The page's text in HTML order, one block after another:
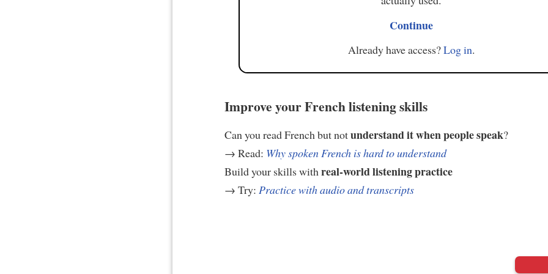
Continue
Already have access?Log in.
Improve your French listening skills
Can you read French but notunderstand it when people speak?
→ Read: Why spoken French is hard to understand
Build your skills with real-world listening practice
→ Try: Practice with audio and transcripts